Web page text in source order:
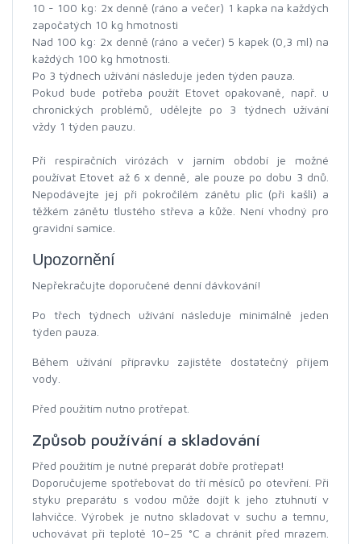
10 - 100 kg: 2x denně (ráno a večer) 1 kapka na každých
započatých 10 kg hmotnosti
Nad 100 kg: 2x denně (ráno a večer) 5 kapek (0,3 ml) na
každých 100 kg hmotnosti.
Po 3 týdnech užívání následuje jeden týden pauza.
Pokud bude potřeba použít Etovet opakovaně, např. u
chronických problémů, udělejte po 3 týdnech užívání
vždy 1 týden pauzu.
Při respiračních virózách v jarním období je možné
používat Etovet až 6 x denně, ale pouze po dobu 3 dnů.
Nepodávejte jej při pokročilém zánětu plic (při kašli) a
těžkém zánětu tlustého střeva a kůže. Není vhodný pro
gravidní samice.
Upozornění
Nepřekračujte doporučené denní dávkování!
Po třech týdnech užívání následuje minimálně jeden
týden pauza.
Během užívání přípravku zajistěte dostatečný příjem
vody.
Před použitím nutno protřepat.
Způsob používání a skladování
Před použitím je nutné preparát dobře protřepat!
Doporučujeme spotřebovat do tří měsíců po otevření. Při
styku preparátu s vodou může dojít k jeho ztuhnutí v
lahvičce. Výrobek je nutno skladovat v suchu a temnu,
uchovávat při teplotě 10–25 °C a chránit před mrazem.